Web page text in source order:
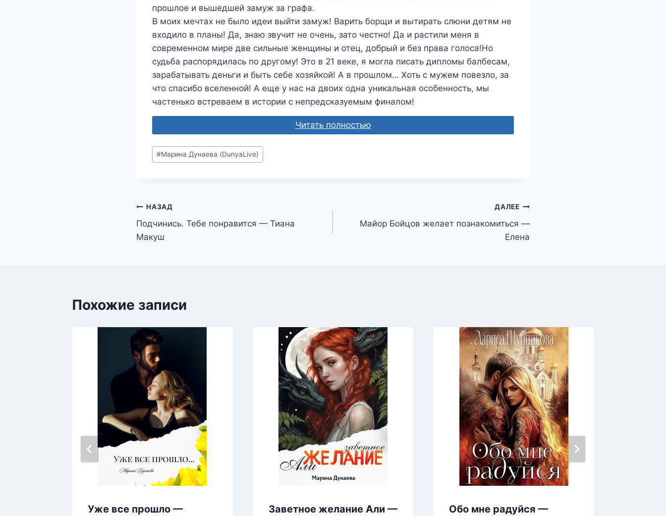
прошлое и вышедшей замуж за графа.
В моих мечтах не было идеи выйти замуж! Варить борщи и вытирать слюни детям не
входило в планы! Да, знаю звучит не очень, зато честно! Да и растили меня в
современном мире две сильные женщины и отец, добрый и без права голоса!Но
судьба распорядилась по другому! Это в 21 веке, я могла писать дипломы балбесам,
зарабатывать деньги и быть себе хозяйкой! А в прошлом… Хоть с мужем повезло, за
что спасибо вселенной! А еще у нас на двоих одна уникальная особенность, мы
частенько встреваем в истории с непредсказуемым финалом!
Читать полностью
Метки
записи:
#Марина Дунаева (DunyaLive)
Навигация
по
НАЗАД
Подчинись. Тебе понравится — Тиана
Макуш
ДАЛЕЕ
Майор Бойцов желает познакомиться —
Елена
Похожие записи
Уже все прошло — Заветное желание Али — Обо мне радуйся —